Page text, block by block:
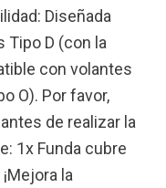
Diseñada
D (con la
con volantes
O). Por favor,
de realizar la
1x Funda cubre
la